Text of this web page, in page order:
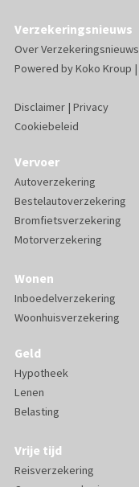
Verzekeringsnieuws
Over Verzekeringsnieuws
Powered byKoko Kroup |
Disclaimer| Privacy
Cookiebeleid
Vervoer
Autoverzekering
Bestelautoverzekering
Bromfietsverzekering
Motorverzekering
Wonen
Inboedelverzekering
Woonhuisverzekering
Geld
Hypotheek
Lenen
Belasting
Vrije tijd
Reisverzekering